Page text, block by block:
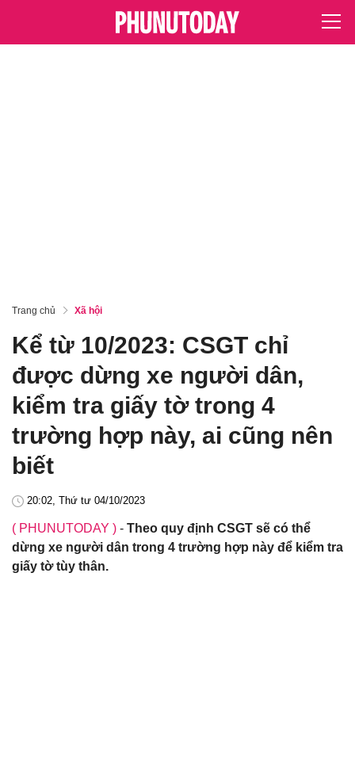
Trang chủ Xã hội
Kể từ 10/2023: CSGT chỉ
được dừng xe người dân,
kiểm tra giấy tờ trong 4
trường hợp này, ai cũng nên
biết
20:02, Thứ tư 04/10/2023
( PHUNUTODAY ) - Theo quy định CSGT sẽ có thể
dừng xe người dân trong 4 trường hợp này để kiểm tra
giấy tờ tùy thân.